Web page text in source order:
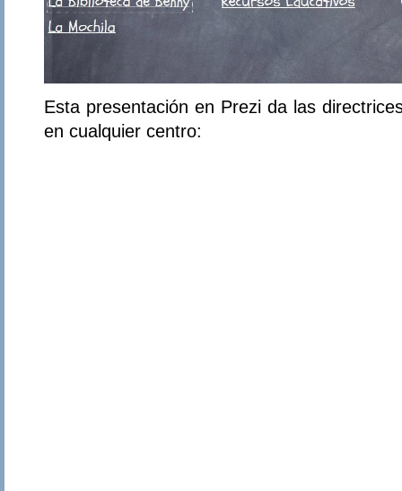
Esta presentación en Prezi da las
en cualquier centro: